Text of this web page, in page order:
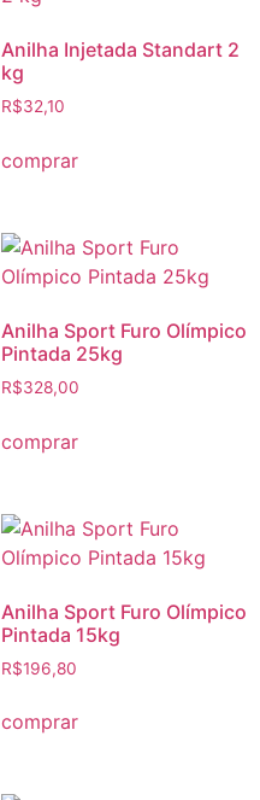
Anilha Injetada Standart 2
kg
R$32,10
comprar
Anilha Sport Furo Olímpico
Pintada 25kg
R$328,00
comprar
Anilha Sport Furo Olímpico
Pintada 15kg
R$196,80
comprar